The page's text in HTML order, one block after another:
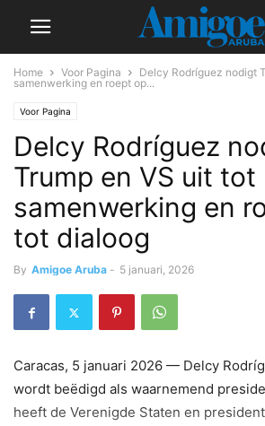
Home Voor Pagina
Delcy Rodríguez nodigt
samenwerking en roept op...
Voor Pagina
Delcy Rodríguez
Trump en VS uit tot
samenwerking en
tot dialoog
By Amigoe Aruba - 5 januari, 2026
Caracas, 5 januari 2026 — Delcy
wordt beëdigd als waarnemend
heeft de Verenigde Staten en